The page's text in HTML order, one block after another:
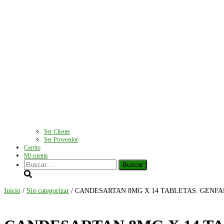
Ser Cliente
Ser Proveedor
Carrito
Mi cuenta
Buscar:
Inicio / Sin categorizar / CANDESARTAN 8MG X 14 TABLETAS.